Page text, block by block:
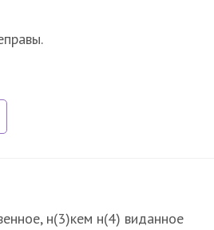
н(3)кем н(4) виданное